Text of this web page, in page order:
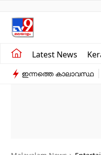
Latest News
Kerala
Indiaഇന്നത്തെ കാലാവസ്ഥ